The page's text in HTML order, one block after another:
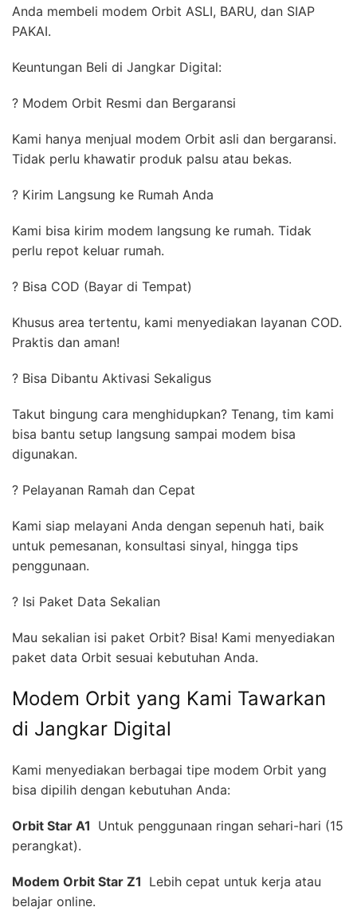
Anda membeli modem Orbit ASLI, BARU, dan SIAP
PAKAI.
Keuntungan Beli di Jangkar Digital:
? Modem Orbit Resmi dan Bergaransi
Kami hanya menjual modem Orbit asli dan bergaransi.
Tidak perlu khawatir produk palsu atau bekas.
? Kirim Langsung ke Rumah Anda
Kami bisa kirim modem langsung ke rumah. Tidak
perlu repot keluar rumah.
? Bisa COD (Bayar di Tempat)
Khusus area tertentu, kami menyediakan layanan COD.
Praktis dan aman!
? Bisa Dibantu Aktivasi Sekaligus
Takut bingung cara menghidupkan? Tenang, tim kami
bisa bantu setup langsung sampai modem bisa
digunakan.
? Pelayanan Ramah dan Cepat
Kami siap melayani Anda dengan sepenuh hati, baik
untuk pemesanan, konsultasi sinyal, hingga tips
penggunaan.
? Isi Paket Data Sekalian
Mau sekalian isi paket Orbit? Bisa! Kami menyediakan
paket data Orbit sesuai kebutuhan Anda.
Modem Orbit yang Kami Tawarkan
di Jangkar Digital
Kami menyediakan berbagai tipe modem Orbit yang
bisa dipilih dengan kebutuhan Anda:
Orbit Star A1  Untuk penggunaan ringan sehari-hari (15
perangkat).
Modem Orbit Star Z1  Lebih cepat untuk kerja atau
belajar online.